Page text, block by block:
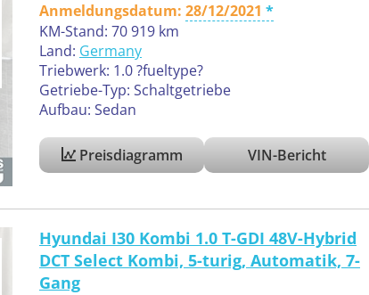
Anmeldungsdatum: 28/12/2021
KM-Stand: 70 919 km
Land: Germany
Triebwerk: 1.0 ?fueltype?
Getriebe-Typ: Schaltgetriebe
Aufbau: Sedan
Preisdiagramm VIN-Bericht
Hyundai I30 Kombi 1.0 T-GDI 48V-Hybrid
DCT Select Kombi, 5-turig, Automatik, 7-
Gang